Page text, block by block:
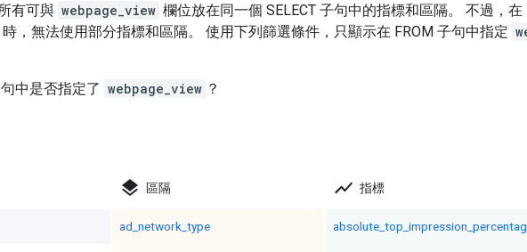
有可與 webpage_view 欄位放在同一個 SELECT 子句中的指標和區隔。 不過，在
時，無法使用部分指標和區隔。 使用下列篩選條件，只顯示在 FROM 子句中指定
句中是否指定了 webpage_view ？
layers 區隔
ad_network_type
show_chart 指標